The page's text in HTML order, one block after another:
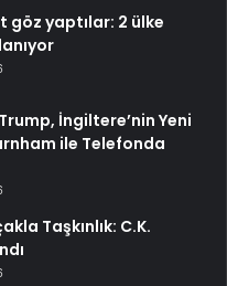
göz yaptılar: 2 ülke
İngiltere’nin Yeni
ile Telefonda
Taşkınlık: C.K.